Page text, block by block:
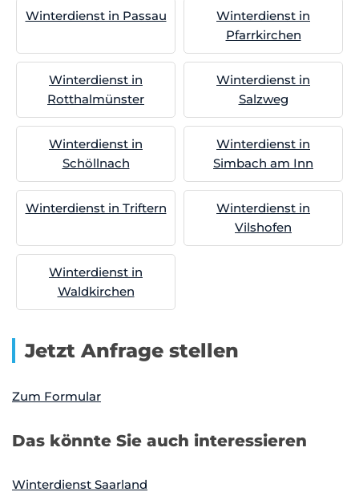
Winterdienst in Passau
Winterdienst in
Pfarrkirchen
Winterdienst in
Rotthalmünster
Winterdienst in
Salzweg
Winterdienst in
Schöllnach
Winterdienst in
Simbach am Inn
Winterdienst in Triftern
Winterdienst in
Vilshofen
Winterdienst in
Waldkirchen
Jetzt Anfrage stellen
Zum Formular
Das könnte Sie auch interessieren
Winterdienst Saarland